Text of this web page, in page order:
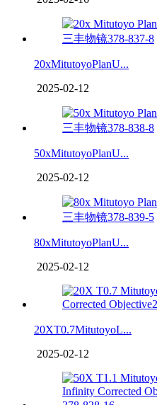
20xMitutoyoPlanU...
2025-02-12
50xMitutoyoPlanU...
2025-02-12
80xMitutoyoPlanU...
2025-02-12
20XT0.7MitutoyoL...
2025-02-12